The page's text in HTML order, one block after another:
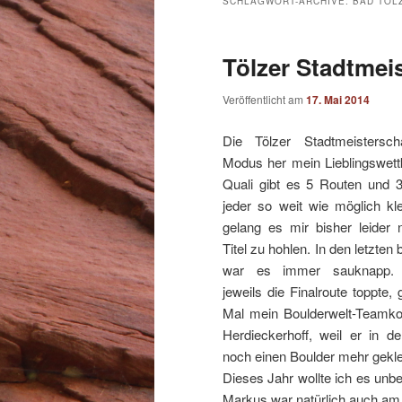
Tölzer
Veröffentlicht am 17. Mai 2014
Die Tölzer
Modus her mein
Quali gibt es 5 Routen und
jeder so weit wie möglich
gelang es mir bisher leider
Titel zu hohlen. In den letzten
war es immer sauknapp.
jeweils die Finalroute toppte,
Mal mein Boulderwelt-
Herdieckerhoff, weil er in
noch einen Boulder mehr
Dieses Jahr wollte ich es